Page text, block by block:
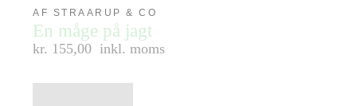
AF STRAARUP & CO
En måge på jagt
kr. 155,00 inkl. moms